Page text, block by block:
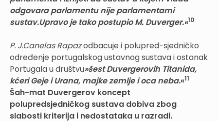
odgovara parlamentu nije parlamentarni
sustav.Upravo je tako postupio M. Duverger.«10
P. J.Canelas Rapazodbacuje i polupred-sjedničko
određenje portugalskog ustavnog sustava i ostanak
Portugala u društvu»šest Duvergerovih Titanida,
kćeri Geje i Urana, majke zemlje i oca neba.«11
Šah-mat Duvergerov koncept
polupredsjedničkog sustava dobiva zbog
slabosti kriterija i nedostataka u razradi.